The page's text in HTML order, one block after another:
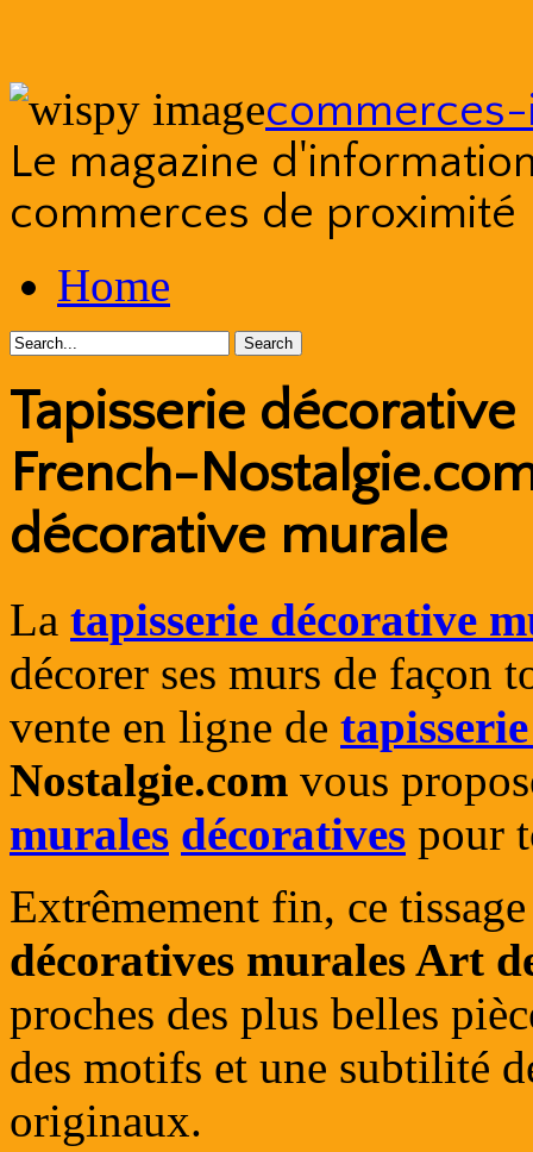
Le magazine
commerces de proximité
to
contentHome
Tapisserie
French-
décorative murale
La tapisserie décorative
décorer ses murs de façon
vente en ligne de
Nostalgie.com vous
murales décoratives pour
Extrêmement fin, ce
décoratives murales Art
proches des plus belles
des motifs et une subtilité
originaux.